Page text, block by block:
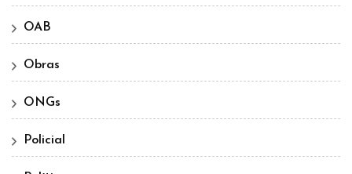
OAB
Obras
ONGs
Policial